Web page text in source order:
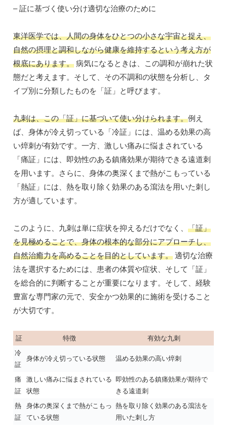
– 証に基づく使い分け適切な治療のために
東洋医学では、人間の身体をひとつの小さな宇宙と捉え、
自然の摂理と調和しながら健康を維持するという考え方が
根底にあります。 病気になるときは、この調和が崩れた状
態だと考えます。そして、その不調和の状態を分析し、タ
イプ別に分類したものを「証」と呼びます。
九刺は、この「証」に基づいて使い分けられます。例え
ば、身体が冷え切っている「冷証」には、温める効果の高
い焠刺が有効です。一方、激しい痛みに悩まされている
「痛証」には、即効性のある鎮痛効果が期待できる遠道刺
を用います。さらに、身体の奥深くまで熱がこもっている
「熱証」には、熱を取り除く効果のある瀉法を用いた刺し
方が適しています。
このように、九刺は単に症状を抑えるだけでなく、 「証」
を見極めることで、身体の根本的な部分にアプローチし、
自然治癒力を高めることを目的としています。 適切な治療
法を選択するためには、患者の体質や症状、そして「証」
を総合的に判断することが重要になります。そして、経験
豊富な専門家の元で、安全かつ効果的に施術を受けること
が大切です。
証 特徴
有効な九刺
冷
証
身体が冷え切っている状態 温める効果の高い焠刺
痛
証
激しい痛みに悩まされている
状態
即効性のある鎮痛効果が期待で
きる遠道刺
熱
証
身体の奥深くまで熱がこもっ
ている状態
熱を取り除く効果のある瀉法を
用いた刺し方